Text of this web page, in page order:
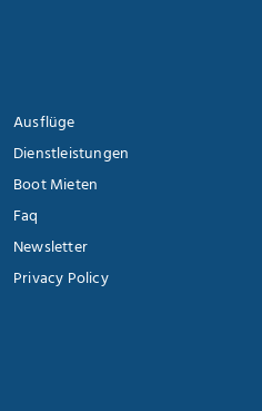
Ausflüge
Dienstleistungen
Boot Mieten
Faq
Newsletter
Privacy Policy